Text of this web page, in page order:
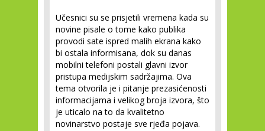
Učesnici su se prisjetili vremena kada su
novine pisale o tome kako publika
provodi sate ispred malih ekrana kako
bi ostala informisana, dok su danas
mobilni telefoni postali glavni izvor
pristupa medijskim sadržajima. Ova
tema otvorila je i pitanje prezasićenosti
informacijama i velikog broja izvora, što
je uticalo na to da kvalitetno
novinarstvo postaje sve rjeđa pojava.